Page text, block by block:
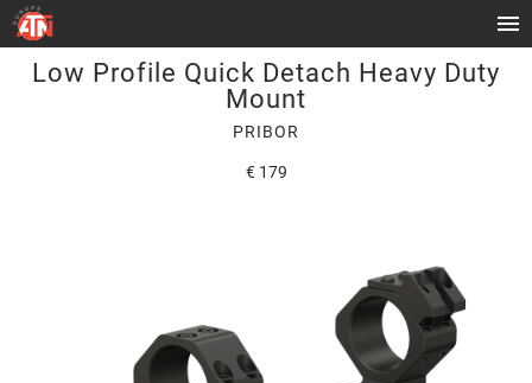
Low Profile Quick Detach Heavy Duty
Mount
PRIBOR
€ 179